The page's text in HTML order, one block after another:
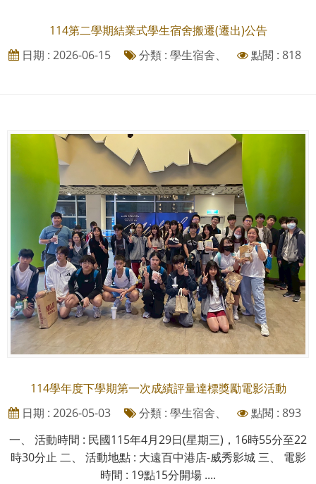
114第二學期結業式學生宿舍搬遷(遷出)公告
日期 : 2026-06-15
分類 : 學生宿舍、 點閱 : 818
114學年度下學期第一次成績評量達標獎勵電影活動
日期 : 2026-05-03
分類 : 學生宿舍、
點閱 : 893
一、 活動時間 : 民國115年4月29日(星期三)，16時55分至22
時30分止 二、 活動地點 : 大遠百中港店-威秀影城 三、 電影
時間 : 19點15分開場 ....